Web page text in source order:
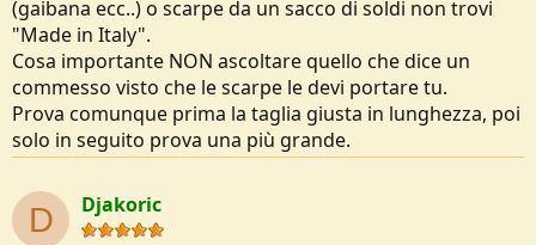
caso), le ho provate nell’unico negozio qui a Palermo e calzano
davvero in modo strano, ho dovuto provare una taglia e mezzo in
più. Il modello non è neanche made in italy e provare una scarpa
così costosa di una taglia e mezzo in più mi sembra davvero
eccessivo, in più mi stava davvero stretta sul collo del piede, mentre
nella parte anteriore il piede navigava. Qualcuno saprebbe
consigliarmi un buon modello che possa essere equiparabile, ma
con una calzata più umana?
della suola..
(gaibana ecc..) o scarpe da un sacco di soldi non trovi
"Made in Italy".
Cosa importante NON ascoltare quello che dice un
commesso visto che le scarpe le devi portare tu.
Prova comunque prima la taglia giusta in lunghezza, poi
solo in seguito prova una più grande.
D Djakoric